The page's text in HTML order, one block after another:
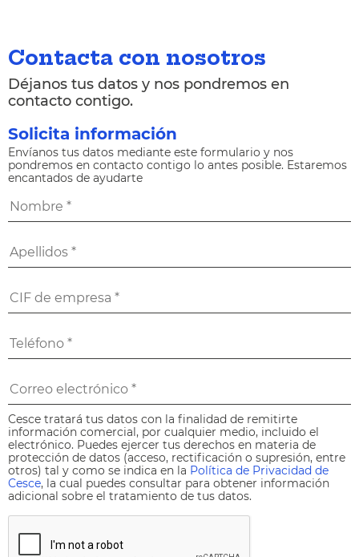
Contacta con nosotros
Déjanos tus datos y nos pondremos en
contacto contigo.
Solicita información
Envíanos tus datos mediante este formulario y nos
pondremos en contacto contigo lo antes posible. Estaremos
encantados de ayudarte
Cesce tratará tus datos con la finalidad de remitirte
información comercial, por cualquier medio, incluido el
electrónico. Puedes ejercer tus derechos en materia de
protección de datos (acceso, rectificación o supresión, entre
otros) tal y como se indica en la Política de Privacidad de
Cesce, la cual puedes consultar para obtener información
adicional sobre el tratamiento de tus datos.